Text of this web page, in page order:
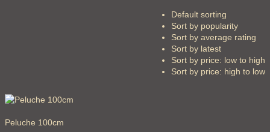
Default sorting
Sort by popularity
Sort by average rating
Sort by latest
Sort by price: low to high
Sort by price: high to low
Peluche 100cm